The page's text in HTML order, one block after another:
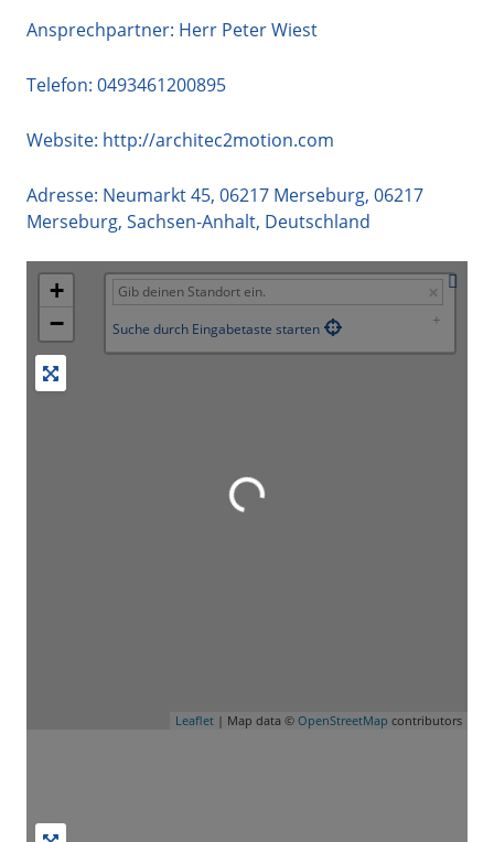
Ansprechpartner: Herr Peter Wiest
Telefon: 0493461200895
Website: http://architec2motion.com
Adresse: Neumarkt 45, 06217 Merseburg, 06217
Merseburg, Sachsen-Anhalt, Deutschland
+
−
Suche durch Eingabetaste starten
Leaflet | Map data © OpenStreetMap contributors